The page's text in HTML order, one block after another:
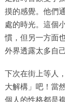
摸的感覺。他們
處的時光。這個
慣，但另一方面
外界透露太多自
下次在街上等人
大解構」吧！當
個人的性格都是